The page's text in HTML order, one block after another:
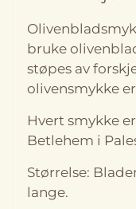
bruke
støpes av
olivensmykke
Hvert smykke
Betlehem i
Størrelse:
lange.